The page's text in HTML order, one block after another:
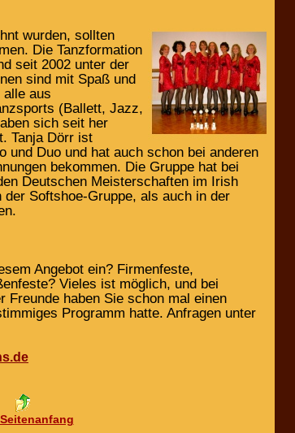
wurden, sollten
Die Tanzformation
seit 2002 unter der
sind mit Spaß und
alle aus
(Ballett, Jazz,
sich seit her
Tanja Dörr ist
und Duo und hat auch schon bei anderen
bekommen. Die Gruppe hat bei
Deutschen Meisterschaften im Irish
Softshoe-Gruppe, als auch in der
Angebot ein? Firmenfeste,
Vieles ist möglich, und bei
Freunde haben Sie schon mal einen
Programm hatte. Anfragen unter